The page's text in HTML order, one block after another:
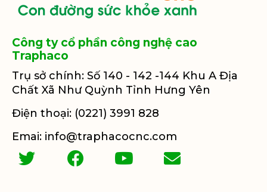
Công ty cổ phần công nghệ cao
Traphaco
Trụ sở chính: Số 140 - 142 -144 Khu A Địa
Chất Xã Như Quỳnh Tỉnh Hưng Yên
Điện thoại: (0221) 3991 828
Emai: info@traphacocnc.com